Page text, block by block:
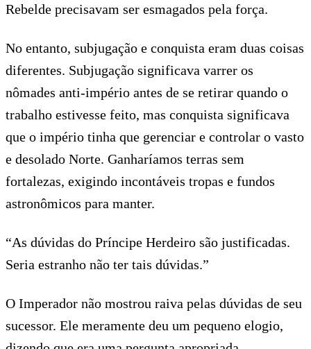
Rebelde precisavam ser esmagados pela força.
No entanto, subjugação e conquista eram duas coisas
diferentes. Subjugação significava varrer os
nômades anti-império antes de se retirar quando o
trabalho estivesse feito, mas conquista significava
que o império tinha que gerenciar e controlar o vasto
e desolado Norte. Ganharíamos terras sem
fortalezas, exigindo incontáveis tropas e fundos
astronômicos para manter.
“As dúvidas do Príncipe Herdeiro são justificadas.
Seria estranho não ter tais dúvidas.”
O Imperador não mostrou raiva pelas dúvidas de seu
sucessor. Ele meramente deu um pequeno elogio,